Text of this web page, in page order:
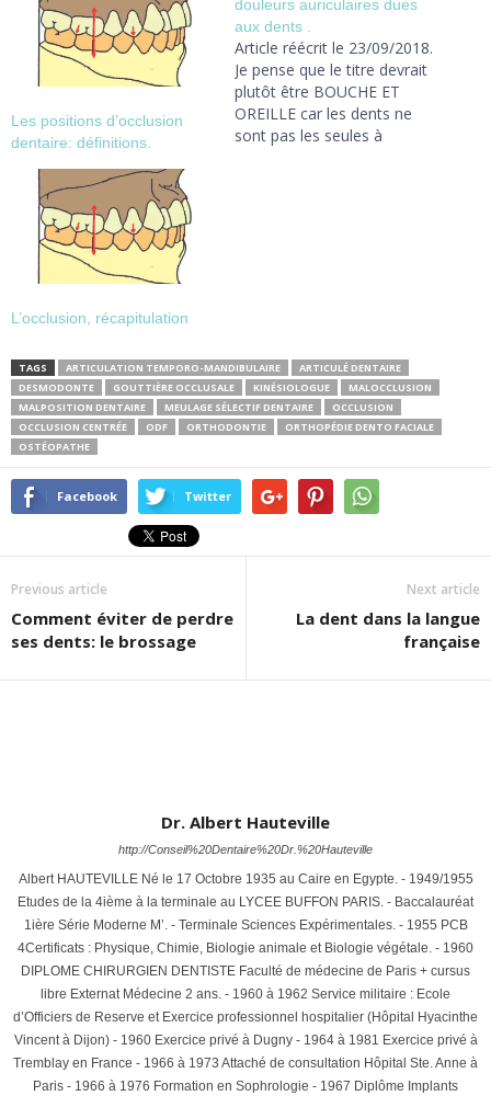
Les positions d’occlusion
dentaire: définitions.
douleurs auriculaires dues
aux dents .
Article réécrit le 23/09/2018.
Je pense que le titre devrait
plutôt être BOUCHE ET
OREILLE car les dents ne
sont pas les seules à
L’occlusion, récapitulation
TAGS ARTICULATION TEMPORO-MANDIBULAIRE
ARTICULÉ DENTAIRE
DESMODONTE
GOUTTIÈRE OCCLUSALE KINÉSIOLOGUE
MALOCCLUSION
MALPOSITION DENTAIRE
MEULAGE SÉLECTIF DENTAIRE
OCCLUSION
OCCLUSION CENTRÉE
ODF ORTHODONTIE
ORTHOPÉDIE DENTO FACIALE
OSTÉOPATHE
Facebook Twitter
Previous article
Comment éviter de perdre
ses dents: le brossage
Next article
La dent dans la langue
française
Dr. Albert Hauteville
http://Conseil%20Dentaire%20Dr.%20Hauteville
Albert HAUTEVILLE Né le 17 Octobre 1935 au Caire en Egypte. - 1949/1955
Etudes de la 4ième à la terminale au LYCEE BUFFON PARIS. - Baccalauréat
1ière Série Moderne M’. - Terminale Sciences Expérimentales. - 1955 PCB
4Certificats : Physique, Chimie, Biologie animale et Biologie végétale. - 1960
DIPLOME CHIRURGIEN DENTISTE Faculté de médecine de Paris + cursus
libre Externat Médecine 2 ans. - 1960 à 1962 Service militaire : Ecole
d’Officiers de Reserve et Exercice professionnel hospitalier (Hôpital Hyacinthe
Vincent à Dijon) - 1960 Exercice privé à Dugny - 1964 à 1981 Exercice privé à
Tremblay en France - 1966 à 1973 Attaché de consultation Hôpital Ste. Anne à
Paris - 1966 à 1976 Formation en Sophrologie - 1967 Diplôme Implants